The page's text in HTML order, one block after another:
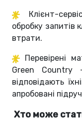
Клієнт-
обробку запитів
втрати.
Перевірені
Green Country
відповідають
апробовані
Хто може